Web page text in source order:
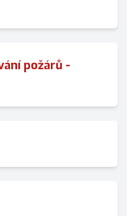
požárů -